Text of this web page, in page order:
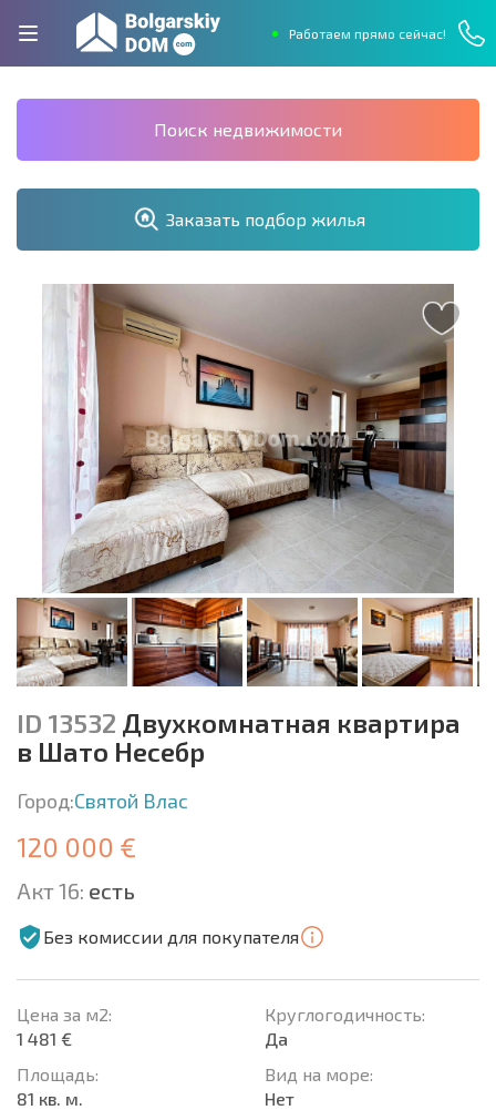
Работаем прямо сейчас!
Поиск недвижимости
Заказать подбор жилья
ID 13532 Двухкомнатная квартира
в Шато Несебр
Город:Святой Влас
120 000 €
Акт 16: есть
Без комиссии для покупателя
Цена за м2:
1 481 €
Площадь:
81 кв. м.
Круглогодичность:
Да
Вид на море:
Нет